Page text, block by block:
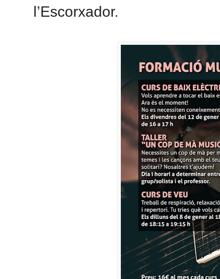
l’Escorxador.